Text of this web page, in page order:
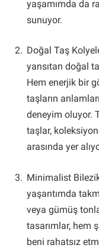
yaşamımda da
sunuyor.
Doğal Taş
yansıtan doğal
Hem enerjik bir
taşların
deneyim oluyor.
taşlar,
arasında yer
Minimalist
yaşantımda
veya gümüş
tasarımlar, hem
beni rahatsız